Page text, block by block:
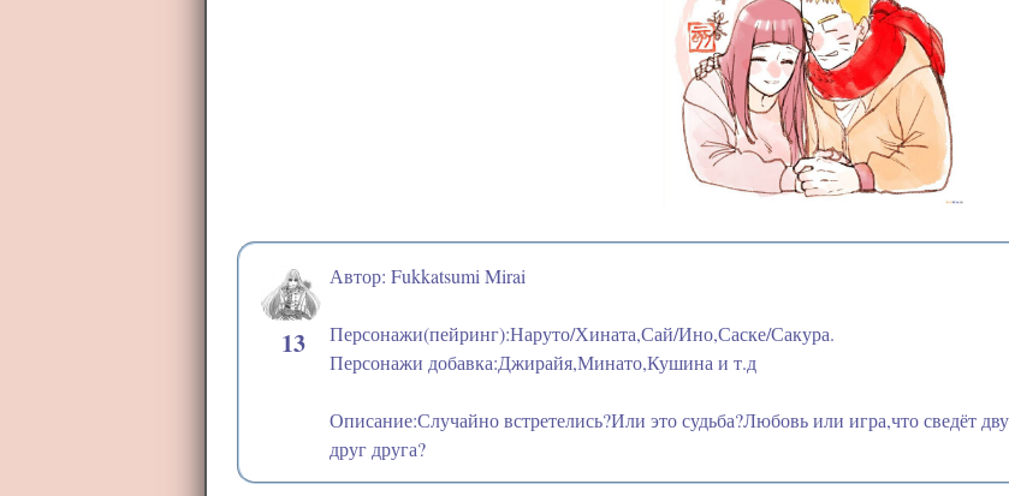
13
Автор: Fukkatsumi Mirai
Персонажи(пейринг):Наруто/Хината,Сай/Ино,Саске/Сакура.
Персонажи добавка:Джирайя,Минато,Кушина и т.д
Описание:Случайно встретелись?Или это судьба?Любовь или игра,что сведёт
друг друга?